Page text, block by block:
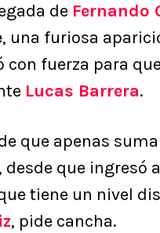
de Fernando
, una furiosa
con fuerza para
Lucas Barrera.
que apenas
desde que ingresó
tiene un nivel
, pide cancha.